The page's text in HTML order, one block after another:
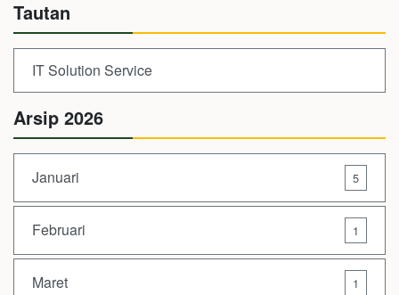
Tautan
IT Solution Service
Arsip 2026
Januari 5
Februari 1
Maret 1